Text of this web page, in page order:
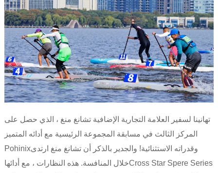
تهانينا لسفير العلامة التجارية الإضافية تشانغ منغ ، الذي حصل على
المركز الثالث في مسابقة المجموعة الرئيسية مع أدائه المتميز
وقدراته الاستثنائية! والجدير بالذكر أن تشانغ منغ ارتدىPohinix
Cross Star Spere Seriesخلال المنافسة. هذه النظارات ، مع أدائها